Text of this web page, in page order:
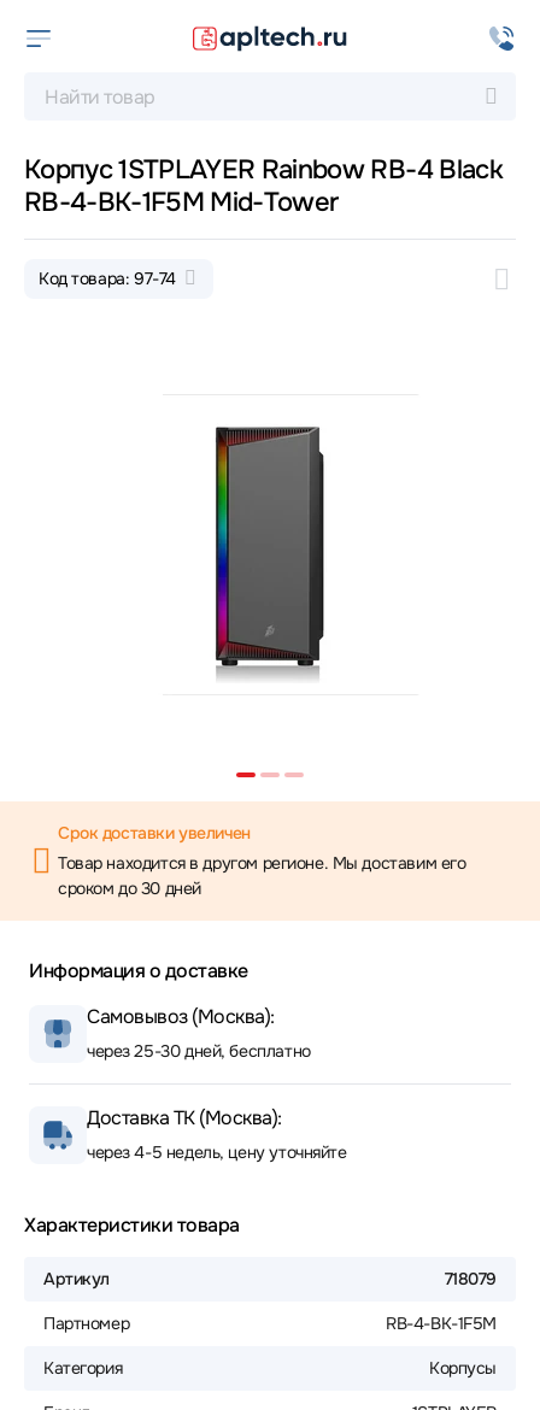
Корпус 1STPLAYER Rainbow RB-4 Black
RB-4-BK-1F5M Mid-Tower
Код товара: 97-74
Срок доставки увеличен
Товар находится в другом регионе. Мы доставим его
сроком до 30 дней
Информация о доставке
Самовывоз (Москва):
через 25-30 дней, бесплатно
Доставка ТК (Москва):
через 4-5 недель, цену уточняйте
Характеристики товара
Артикул 718079
Партномер RB-4-BK-1F5M
Категория Корпусы